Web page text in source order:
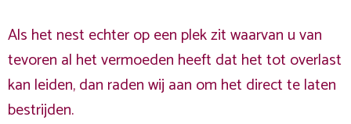
Als het nest echter op een plek zit waarvan u van
tevoren al het vermoeden heeft dat het tot overlast
kan leiden, dan raden wij aan om het direct te laten
bestrijden.